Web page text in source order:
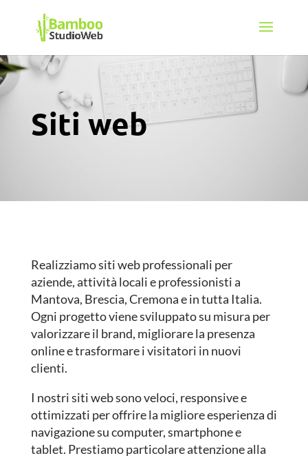
Siti web
Realizziamo siti web professionali per
aziende, attività locali e professionisti a
Mantova, Brescia, Cremona e in tutta Italia.
Ogni progetto viene sviluppato su misura per
valorizzare il brand, migliorare la presenza
online e trasformare i visitatori in nuovi
clienti.
I nostri siti web sono veloci, responsive e
ottimizzati per offrire la migliore esperienza di
navigazione su computer, smartphone e
tablet. Prestiamo particolare attenzione alla